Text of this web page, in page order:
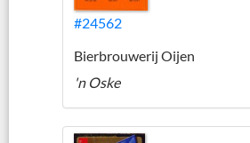
#24562
Bierbrouwerij Oijen
'n Oske